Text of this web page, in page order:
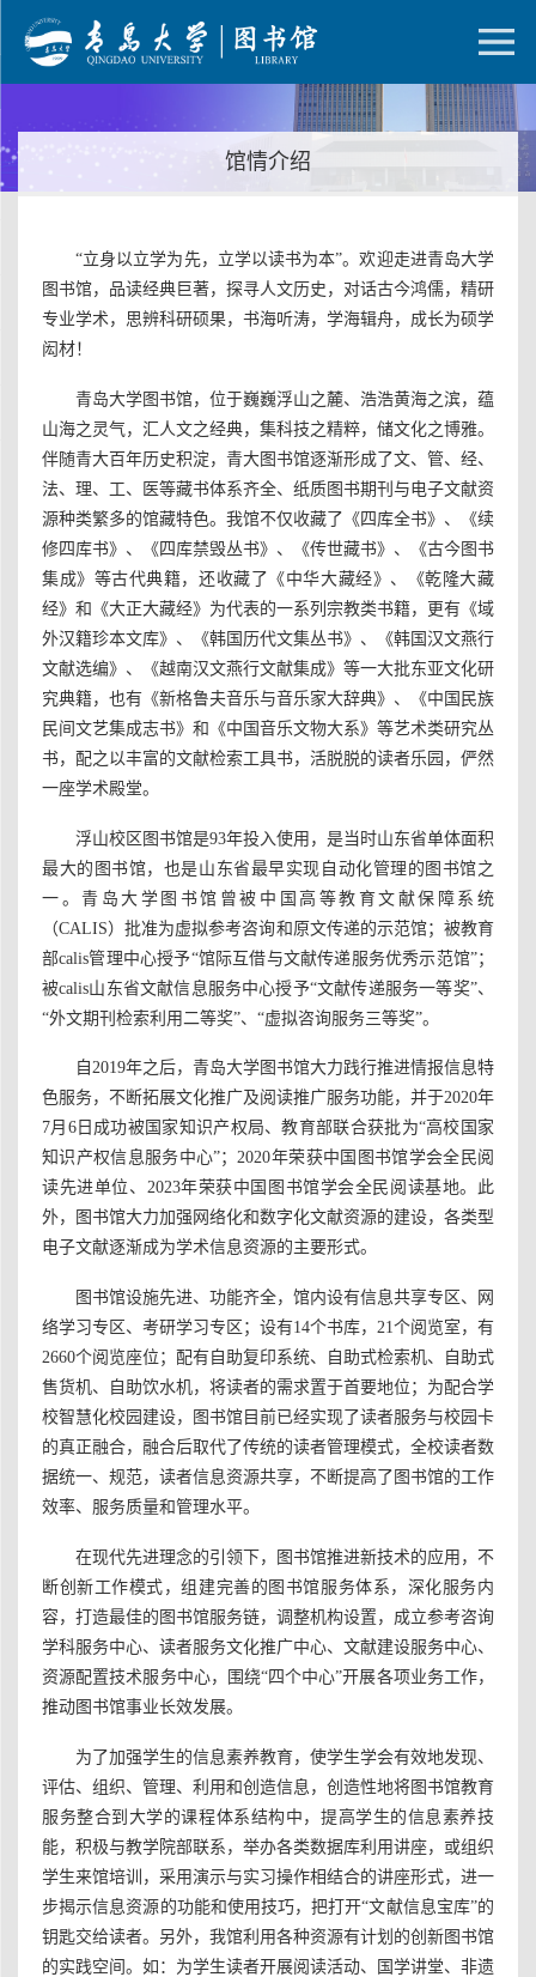
馆情介绍
“立身以立学为先，立学以读书为本”。欢迎走进青岛大学
图书馆，品读经典巨著，探寻人文历史，对话古今鸿儒，精研
专业学术，思辨科研硕果，书海听涛，学海辑舟，成长为硕学
闳材！
青岛大学图书馆，位于巍巍浮山之麓、浩浩黄海之滨，蕴
山海之灵气，汇人文之经典，集科技之精粹，储文化之博雅。
伴随青大百年历史积淀，青大图书馆逐渐形成了文、管、经、
法、理、工、医等藏书体系齐全、纸质图书期刊与电子文献资
源种类繁多的馆藏特色。我馆不仅收藏了《四库全书》、《续
修四库书》、《四库禁毁丛书》、《传世藏书》、《古今图书
集成》等古代典籍，还收藏了《中华大藏经》、《乾隆大藏
经》和《大正大藏经》为代表的一系列宗教类书籍，更有《域
外汉籍珍本文库》、《韩国历代文集丛书》、《韩国汉文燕行
文献选编》、《越南汉文燕行文献集成》等一大批东亚文化研
究典籍，也有《新格鲁夫音乐与音乐家大辞典》、《中国民族
民间文艺集成志书》和《中国音乐文物大系》等艺术类研究丛
书，配之以丰富的文献检索工具书，活脱脱的读者乐园，俨然
一座学术殿堂。
浮山校区图书馆是93年投入使用，是当时山东省单体面积
最大的图书馆，也是山东省最早实现自动化管理的图书馆之
一。青岛大学图书馆曾被中国高等教育文献保障系统
（CALIS）批准为虚拟参考咨询和原文传递的示范馆；被教育
部calis管理中心授予“馆际互借与文献传递服务优秀示范馆”；
被calis山东省文献信息服务中心授予“文献传递服务一等奖”、
“外文期刊检索利用二等奖”、“虚拟咨询服务三等奖”。
自2019年之后，青岛大学图书馆大力践行推进情报信息特
色服务，不断拓展文化推广及阅读推广服务功能，并于2020年
7月6日成功被国家知识产权局、教育部联合获批为“高校国家
知识产权信息服务中心”；2020年荣获中国图书馆学会全民阅
读先进单位、2023年荣获中国图书馆学会全民阅读基地。 此
外，
图书馆大力加强网络化和数字化文献资源的建设，各类型
电子文献逐渐成为学术信息资源的主要形式。
图书馆设施先进、功能齐全，馆内设有信息共享专区、网
络学习专区、考研学习专区；设有14个书库，21个阅览室，有
2660个阅览座位；配有自助复印系统、自助式检索机、自助式
售货机、自助饮水机，将读者的需求置于首要地位；为配合学
校智慧化校园建设，图书馆目前已经实现了读者服务与校园卡
的真正融合，融合后取代了传统的读者管理模式，全校读者数
据统一、规范，读者信息资源共享，不断提高了图书馆的工作
效率、服务质量和管理水平。
在现代先进理念的引领下，图书馆推进新技术的应用，不
断创新工作模式，组建完善的图书馆服务体系，深化服务内
容，打造最佳的图书馆服务链，调整机构设置，成立参考咨询
学科服务中心、读者服务文化推广中心、文献建设服务中心、
资源配置技术服务中心，围绕“四个中心”开展各项业务工作，
推动图书馆事业长效发展。
为了加强学生的信息素养教育，使学生学会有效地发现、
评估、组织、管理、利用和创造信息，创造性地将图书馆教育
服务整合到大学的课程体系结构中，提高学生的信息素养技
能，积极与教学院部联系，举办各类数据库利用讲座，或组织
学生来馆培训，采用演示与实习操作相结合的讲座形式，进一
步揭示信息资源的功能和使用技巧，把打开“文献信息宝库”的
钥匙交给读者。另外，我馆利用各种资源有计划的创新图书馆
的实践空间。如：为学生读者开展阅读活动、国学讲堂、非遗